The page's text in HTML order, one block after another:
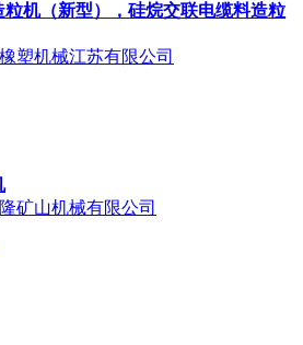
机（新型），硅烷交联电缆料造粒
塑机械江苏有限公司
矿山机械有限公司